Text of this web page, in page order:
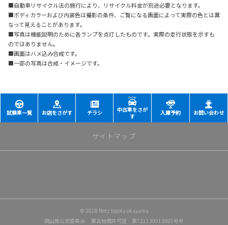
■自動車リサイクル法の施行により、リサイクル料金が別途必要となります。
■ボディカラーおよび内装色は撮影の条件、ご覧になる画面によって実際の色とは異
なって見えることがあります。
■写真は機能説明のために各ランプを点灯したものです。実際の走行状態を示すも
のではありません。
■画面はハメ込み合成です。
■一部の写真は合成・イメージです。
試乗車一覧 お店をさがす チラシ
中古車をさが
す
入庫予約 お問い合わせ
サイトマップ
© 2018 Netz toyota okayama
岡山県公安委員会 第古物商許可証 第721130013885号号